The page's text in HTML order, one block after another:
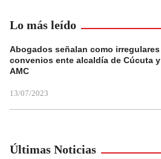
Lo más leído
Abogados señalan como irregulares
convenios ente alcaldía de Cúcuta y
AMC
13/07/2023
Últimas Noticias